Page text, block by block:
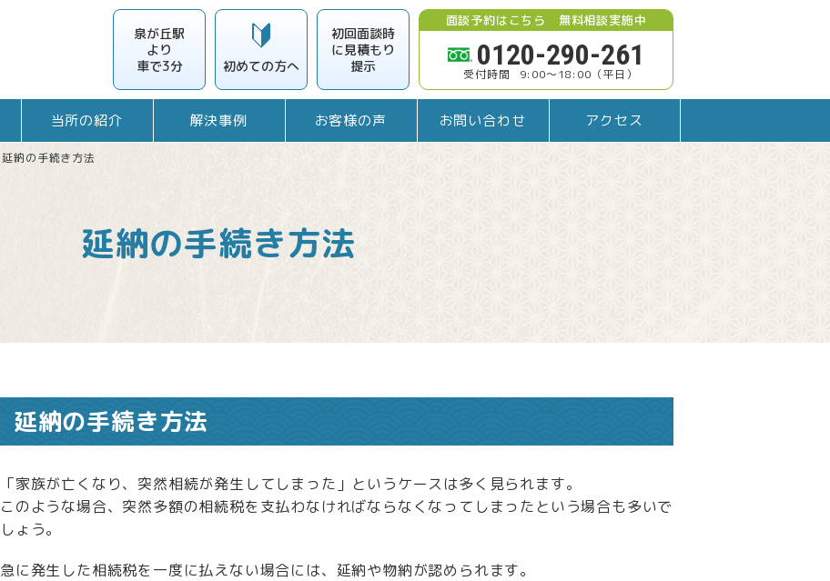
泉が丘駅
より
車で3分
初めての方へ
初回面談時
に見積もり
提示
面談予約はこちら 無料相談実施中
0120-290-261
9:00～18:00 （平日）
当所の紹介 解決事例 お客様の声 お問い合わせ アクセス
延納の手続き方法
延納の手続き方法
延納の手続き方法
「家族が亡くなり、突然相続が発生してしまった」というケースは多く見られます。
このような場合、突然多額の相続税を支払わなければならなくなってしまったという場合も多いで
しょう。
急に発生した相続税を一度に払えない場合には、延納や物納が認められます。